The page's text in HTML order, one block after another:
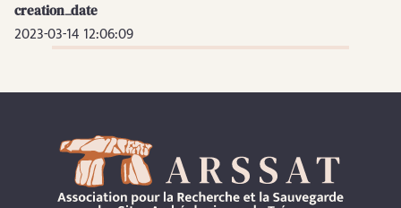
creation_date
2023-03-14 12:06:09